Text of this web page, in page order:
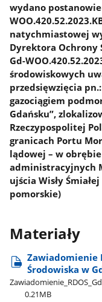
wydano
natychmiastowej
Dyrektora Ochrony
Gd-
środowiskowych
przedsięwzięcia
gazociągiem
Gdańsku”,
Rzeczypospolitej
granicach Portu
lądowej – w
administracyjnych
ujścia Wisły
pomorskie)
Materiały
Zawiadomienie
Środowiska w
0.21MB